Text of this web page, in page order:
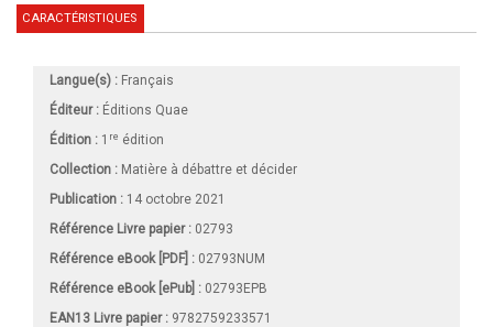
CARACTÉRISTIQUES
Langue(s) : Français
Éditeur : Éditions Quae
Édition : 1 re édition
Collection : Matière à débattre et décider
Publication : 14 octobre 2021
Référence Livre papier : 02793
Référence eBook [PDF] : 02793NUM
Référence eBook [ePub] : 02793EPB
EAN13 Livre papier : 9782759233571